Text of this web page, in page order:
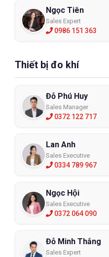
Ngọc Tiên
Sales Expert
0986 151 363
Thiết bị đo khí
Đỗ Phú Huy
Sales Manager
0372 122 717
Lan Anh
Sales Executive
0334 789 967
Ngọc Hội
Sales Executive
0372 064 090
Đỗ Minh Thắng
Sales Expert